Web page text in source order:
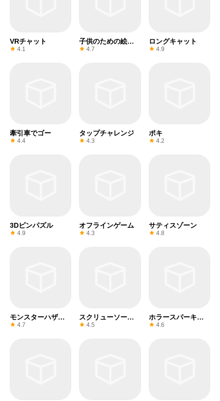
VRチャット
4.1
子供のための絵画
車 4.7
ロングキャット
4.9
牽引車でゴー
4.4
タップチャレンジ
4.3
ポキ
4.2
3Dピンパズル
4.9
オフラインゲーム
4.3
サティスゾーン
4.8
モンスターハザー
ド 4.7
スクリューソート
3D4.5
ホラースパーキー
ビーツ
4.6